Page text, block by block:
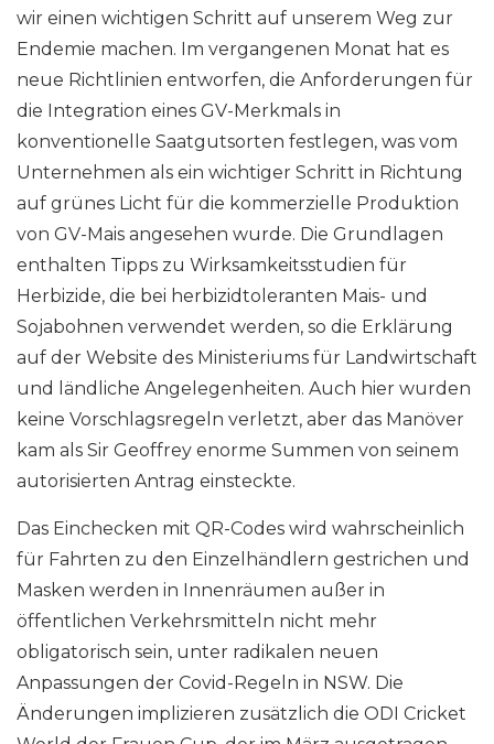
wir einen wichtigen Schritt auf unserem Weg zur
Endemie machen. Im vergangenen Monat hat es
neue Richtlinien entworfen, die Anforderungen für
die Integration eines GV-Merkmals in
konventionelle Saatgutsorten festlegen, was vom
Unternehmen als ein wichtiger Schritt in Richtung
auf grünes Licht für die kommerzielle Produktion
von GV-Mais angesehen wurde. Die Grundlagen
enthalten Tipps zu Wirksamkeitsstudien für
Herbizide, die bei herbizidtoleranten Mais- und
Sojabohnen verwendet werden, so die Erklärung
auf der Website des Ministeriums für Landwirtschaft
und ländliche Angelegenheiten. Auch hier wurden
keine Vorschlagsregeln verletzt, aber das Manöver
kam als Sir Geoffrey enorme Summen von seinem
autorisierten Antrag einsteckte.
Das Einchecken mit QR-Codes wird wahrscheinlich
für Fahrten zu den Einzelhändlern gestrichen und
Masken werden in Innenräumen außer in
öffentlichen Verkehrsmitteln nicht mehr
obligatorisch sein, unter radikalen neuen
Anpassungen der Covid-Regeln in NSW. Die
Änderungen implizieren zusätzlich die ODI Cricket